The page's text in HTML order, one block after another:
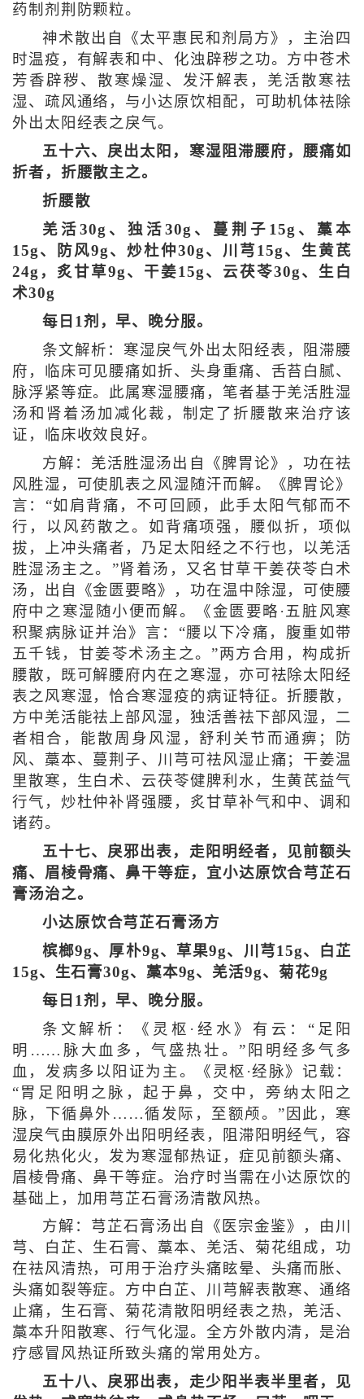
药制剂荆防颗粒。
神术散出自《太平惠民和剂局方》，主治四
时温疫，有解表和中、化浊辟秽之功。方中苍术
芳香辟秽、散寒燥湿、发汗解表，羌活散寒祛
湿、疏风通络，与小达原饮相配，可助机体祛除
外出太阳经表之戾气。
五十六、戾出太阳，寒湿阻滞腰府，腰痛如
折者，折腰散主之。
折腰散
羌活30g、独活30g、蔓荆子15g、藁本
15g、防风9g、炒杜仲30g、川芎15g、生黄芪
24g，炙甘草9g、干姜15g、云茯苓30g、生白
术30g
每日1剂，早、晚分服。
条文解析：寒湿戾气外出太阳经表，阻滞腰
府，临床可见腰痛如折、头身重痛、舌苔白腻、
脉浮紧等症。此属寒湿腰痛，笔者基于羌活胜湿
汤和肾着汤加减化裁，制定了折腰散来治疗该
证，临床收效良好。
方解：羌活胜湿汤出自《脾胃论》，功在祛
风胜湿，可使肌表之风湿随汗而解。《脾胃论》
言：“如肩背痛，不可回顾，此手太阳气郁而不
行，以风药散之。如背痛项强，腰似折，项似
拔，上冲头痛者，乃足太阳经之不行也，以羌活
胜湿汤主之。”肾着汤，又名甘草干姜茯苓白术
汤，出自《金匮要略》，功在温中除湿，可使腰
府中之寒湿随小便而解。《金匮要略·五脏风寒
积聚病脉证并治》言：“腰以下冷痛，腹重如带
五千钱，甘姜苓术汤主之。”两方合用，构成折
腰散，既可解腰府内在之寒湿，亦可祛除太阳经
表之风寒湿，恰合寒湿疫的病证特征。折腰散，
方中羌活能祛上部风湿，独活善祛下部风湿，二
者相合，能散周身风湿，舒利关节而通痹；防
风、藁本、蔓荆子、川芎可祛风湿止痛；干姜温
里散寒，生白术、云茯苓健脾利水，生黄芪益气
行气，炒杜仲补肾强腰，炙甘草补气和中、调和
诸药。
五十七、戾邪出表，走阳明经者，见前额头
痛、眉棱骨痛、鼻干等症，宜小达原饮合芎芷石
膏汤治之。
小达原饮合芎芷石膏汤方
槟榔9g、厚朴9g、草果9g、川芎15g、白芷
15g、生石膏30g、藁本9g、羌活9g、菊花9g
每日1剂，早、晚分服。
条文解析：《灵枢·经水》有云：“足阳
明……脉大血多，气盛热壮。”阳明经多气多
血，发病多以阳证为主。《灵枢·经脉》记载：
“胃足阳明之脉，起于鼻，交中，旁纳太阳之
脉，下循鼻外……循发际，至额颅。”因此，寒
湿戾气由膜原外出阳明经表，阻滞阳明经气，容
易化热化火，发为寒湿郁热证，症见前额头痛、
眉棱骨痛、鼻干等症。治疗时当需在小达原饮的
基础上，加用芎芷石膏汤清散风热。
方解：芎芷石膏汤出自《医宗金鉴》，由川
芎、白芷、生石膏、藁本、羌活、菊花组成，功
在祛风清热，可用于治疗头痛眩晕、头痛而胀、
头痛如裂等症。方中白芷、川芎解表散寒、通络
止痛，生石膏、菊花清散阳明经表之热，羌活、
藁本升阳散寒、行气化湿。全方外散内清，是治
疗感冒风热证所致头痛的常用处方。
五十八、戾邪出表，走少阳半表半里者，见